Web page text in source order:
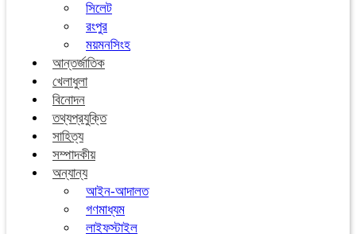
সিলেট
রংপুর
ময়মনসিংহ
আন্তর্জাতিক
খেলাধুলা
বিনোদন
তথ্যপ্রযুক্তি
সাহিত্য
সম্পাদকীয়
অন্যান্য
আইন-আদালত
গণমাধ্যম
লাইফস্টাইল